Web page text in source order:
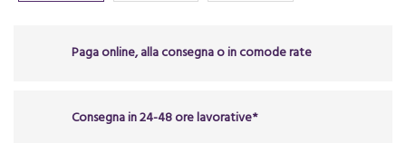
Paga online, alla consegna o in comode rate
Consegna in 24-48 ore lavorative*